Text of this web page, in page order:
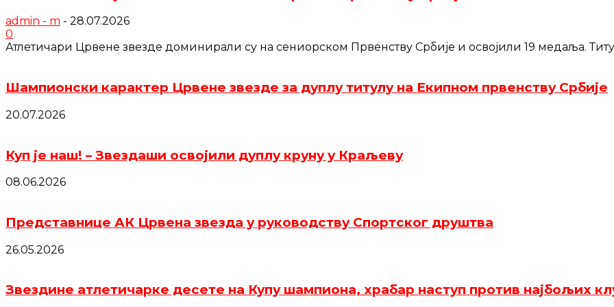
admin - m - 28.07.2026
0
Атлетичари Црвене звезде доминирали су на сениорском Првенству Србије и освојили 19 медаља.
Шампионски карактер Црвене звезде за дуплу титулу на Екипном првенству Србије
20.07.2026
Куп је наш! – Звездаши освојили дуплу круну у Краљеву
08.06.2026
Представнице АК Црвена звезда у руководству Спортског друштва
26.05.2026
Звездине атлетичарке десете на Купу шампиона, храбар наступ против најбољих